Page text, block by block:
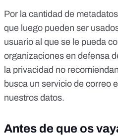
Por la cantidad de
que luego pueden ser
usuario al que se le pueda
organizaciones en defensa
la privacidad no
busca un servicio de correo
nuestros datos.
Antes de que os